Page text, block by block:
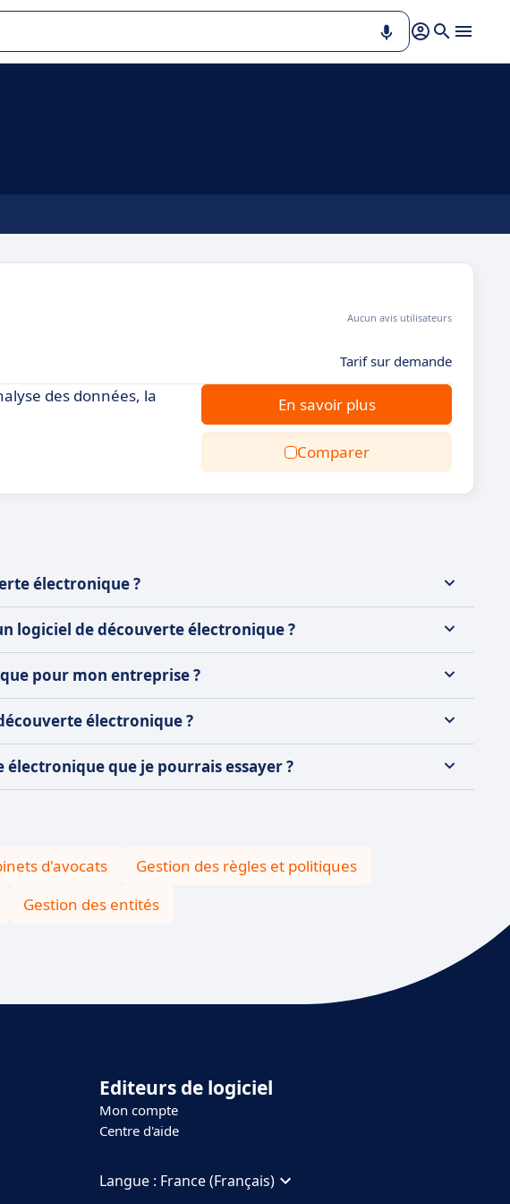
Aucun avis utilisateurs
Tarif sur demande
des données, la
En savoir plus
Comparer
électronique ?
logiciel de découverte électronique ?
pour mon entreprise ?
électronique ?
que je pourrais essayer ?
d'avocats
Gestion des règles et politiques
Gestion des entités
Editeurs de logiciel
Mon compte
Centre d'aide
Langue : France (Français)